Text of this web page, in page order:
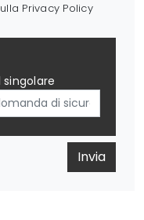
Privacy Policy
singolare
Invia